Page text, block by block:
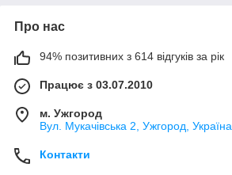
Про нас
94% позитивних з 614 відгуків за рік
Працює з 03.07.2010
м. Ужгород
Вул. Мукачівська 2, Ужгород, Україна
Контакти